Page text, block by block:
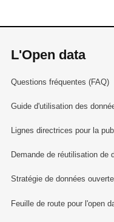
L'Open data
Questions fréquentes (FAQ)
Guide d'utilisation des
Lignes directrices pour la
Demande de réutilisation de
Stratégie de données
Feuille de route pour l'open